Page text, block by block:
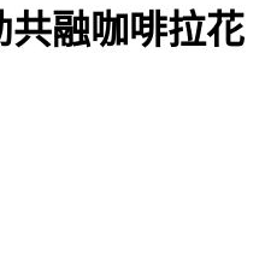
融咖啡拉花